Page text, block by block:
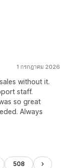
1 กรกฎาคม 2026
without it.
staff.
so great
Always
508